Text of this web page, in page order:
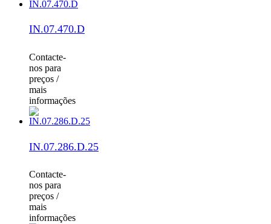
IN.07.470.D
Contacte-
nos para
preços /
mais
informações
IN.07.286.D.25
Contacte-
nos para
preços /
mais
informações